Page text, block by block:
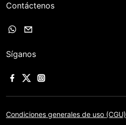
Contáctenos
Síganos
Condiciones generales de uso (CGU)